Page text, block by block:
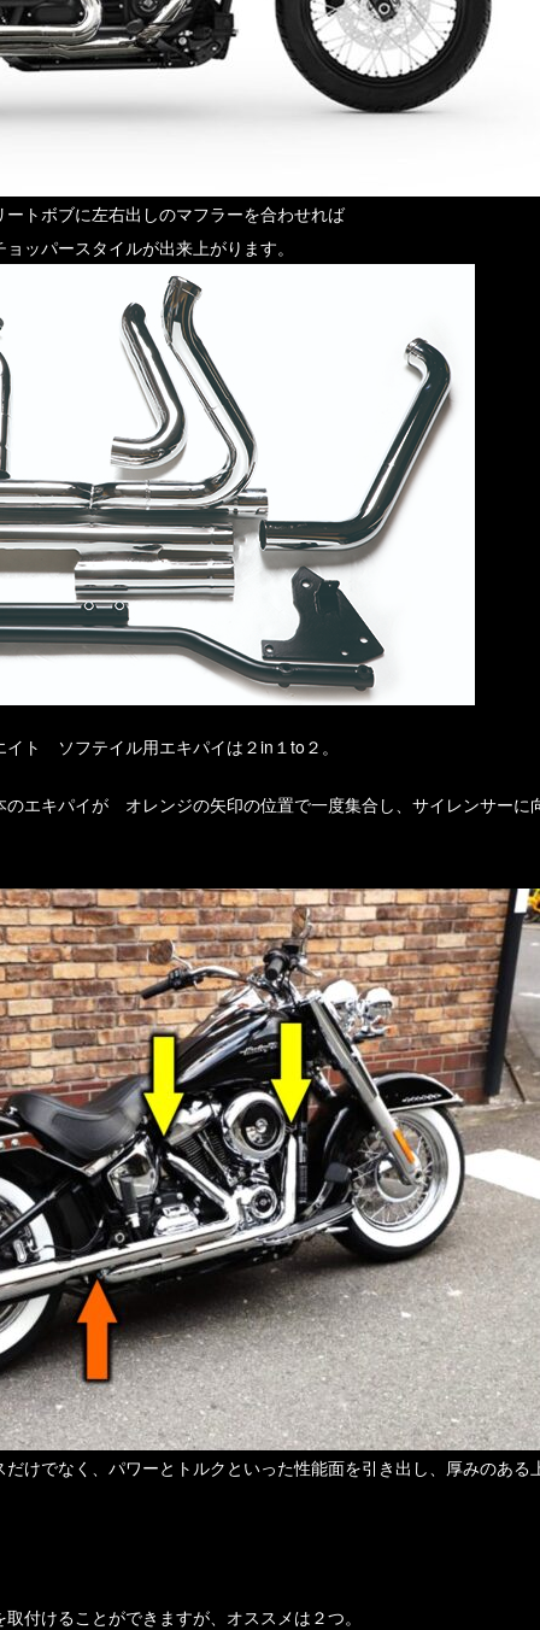
トボブに左右出しのマフラーを合わせれば
ッパースタイルが出来上がります。
ト ソフテイル用エキパイは２in１to２。
のエキパイが オレンジの矢印の位置で一度集合し、サイレンサーに
けでなく、パワーとトルクといった性能面を引き出し、厚みのある
付けることができますが、オススメは２つ。